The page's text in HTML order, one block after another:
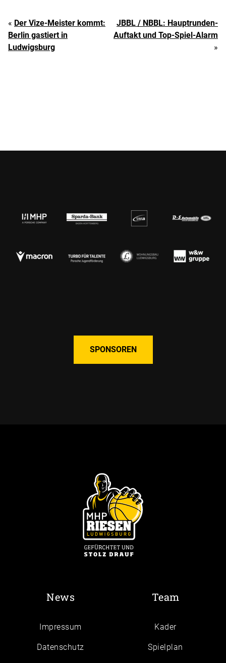
« Der Vize-Meister kommt:
Berlin gastiert in
Ludwigsburg
JBBL / NBBL: Hauptrunden-
Auftakt und Top-Spiel-Alarm
»
SPONSOREN
News
Impressum
Daten­schutz
Team
Kader
Spielplan